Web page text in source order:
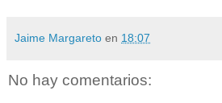
Jaime Margareto en 18:07
No hay comentarios: